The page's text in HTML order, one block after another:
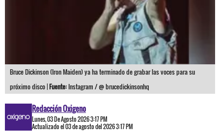
Bruce Dickinson (Iron Maiden) ya ha terminado de grabar las voces para su
próximo disco |Fuente: Instagram / @ brucedickinsonhq
Redacción Oxigeno
Lunes, 03 De Agosto 2026 3:17 PM
Actualizado el 03 de agosto del 2026 3:17 PM